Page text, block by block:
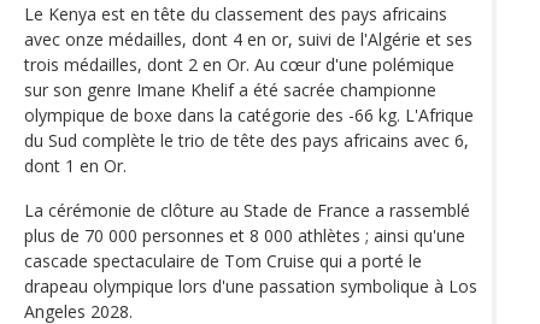
Le Kenya est en tête du classement des pays africains
avec onze médailles, dont 4 en or, suivi de l'Algérie et ses
trois médailles, dont 2 en Or. Au cœur d'une polémique
sur son genre Imane Khelif a été sacrée championne
olympique de boxe dans la catégorie des -66 kg. L'Afrique
du Sud complète le trio de tête des pays africains avec 6,
dont 1 en Or.
La cérémonie de clôture au Stade de France a rassemblé
plus de 70 000 personnes et 8 000 athlètes ; ainsi qu'une
cascade spectaculaire de Tom Cruise qui a porté le
drapeau olympique lors d'une passation symbolique à Los
Angeles 2028.